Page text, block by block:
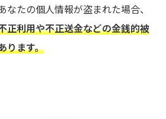
なたの個人情報が盗まれた場合、
正利用や不正送金などの金銭的被
ります。